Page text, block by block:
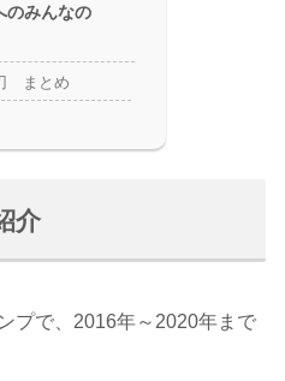
のみんなの
まとめ
介
プで、2016年～2020年まで